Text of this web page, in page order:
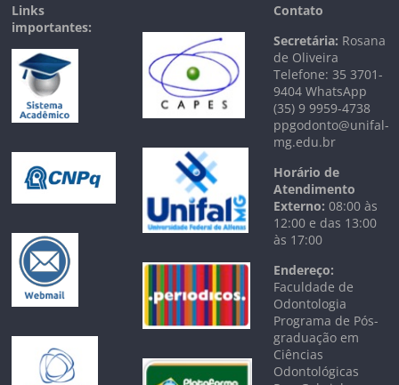
Links
importantes:
Contato
Secretária: Rosana
de Oliveira
Telefone: 35 3701-
9404 WhatsApp
(35) 9 9959-4738
ppgodonto@unifal-
mg.edu.br
Horário de
Atendimento
Externo: 08:00 às
12:00 e das 13:00
às 17:00
Endereço:
Faculdade de
Odontologia
Programa de Pós-
graduação em
Ciências
Odontológicas